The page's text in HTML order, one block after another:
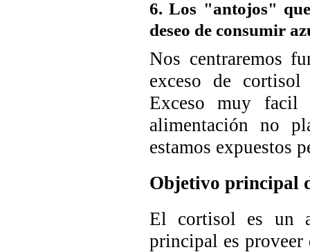
6. Los "antojos"
deseo de consumir
Nos centraremos
exceso de
Exceso muy facil
alimentación no
estamos expuestos
Objetivo principal
El cortisol es un
principal es proveer